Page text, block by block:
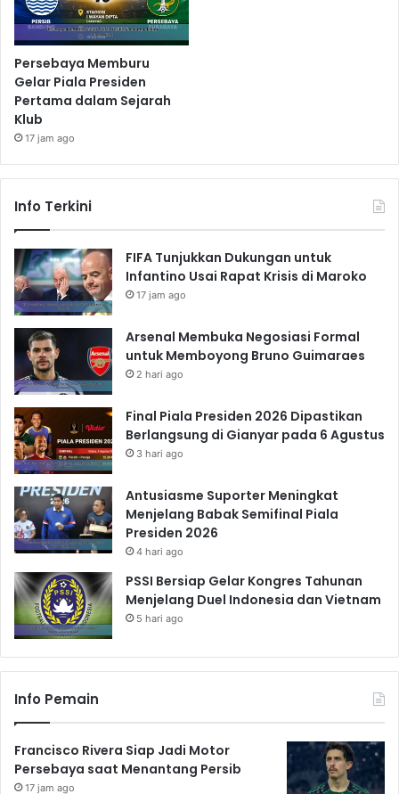
Persebaya Memburu
Gelar Piala Presiden
Pertama dalam Sejarah
Klub
17 jam ago
Info Terkini
FIFA Tunjukkan Dukungan untuk
Infantino Usai Rapat Krisis di Maroko
17 jam ago
Arsenal Membuka Negosiasi Formal
untuk Memboyong Bruno Guimaraes
2 hari ago
Final Piala Presiden 2026 Dipastikan
Berlangsung di Gianyar pada 6 Agustus
3 hari ago
Antusiasme Suporter Meningkat
Menjelang Babak Semifinal Piala
Presiden 2026
4 hari ago
PSSI Bersiap Gelar Kongres Tahunan
Menjelang Duel Indonesia dan Vietnam
5 hari ago
Info Pemain
Francisco Rivera Siap Jadi Motor
Persebaya saat Menantang Persib
17 jam ago